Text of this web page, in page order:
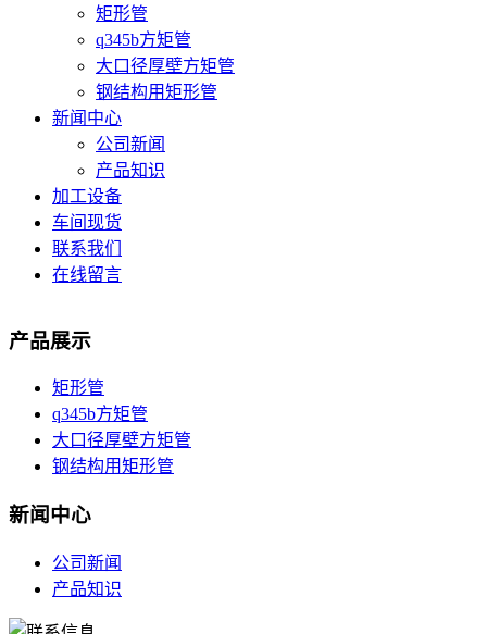
矩形管
q345b方矩管
大口径厚壁方矩管
钢结构用矩形管
新闻中心
公司新闻
产品知识
加工设备
车间现货
联系我们
在线留言
产品展示
矩形管
q345b方矩管
大口径厚壁方矩管
钢结构用矩形管
新闻中心
公司新闻
产品知识